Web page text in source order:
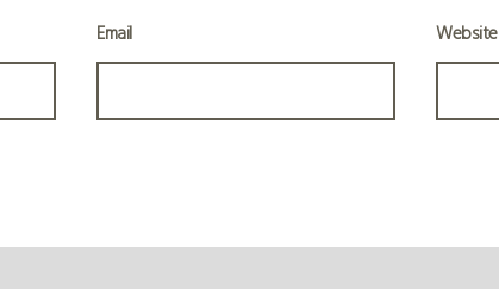
Email Website